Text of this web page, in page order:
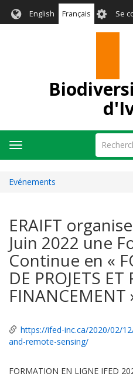
English Français User
Se
Toggle
navigation
Evénements
ERAIFT
Juin 2022 une
Continue en «
DE PROJETS ET
FINANCEMENT
https://ifed-inc.ca/2020/02/
and-remote-sensing/
FORMATION EN LIGNE IFED